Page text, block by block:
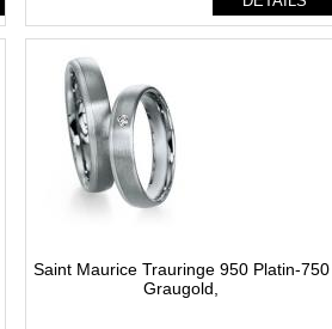
Saint Maurice Trauringe 950 Platin-750
Graugold,